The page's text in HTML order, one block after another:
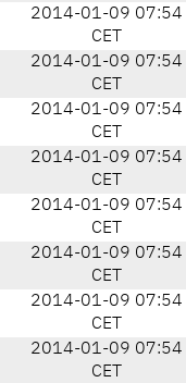
2014-01-09 07:54
CET
2014-01-09 07:54
CET
2014-01-09 07:54
CET
2014-01-09 07:54
CET
2014-01-09 07:54
CET
2014-01-09 07:54
CET
2014-01-09 07:54
CET
2014-01-09 07:54
CET